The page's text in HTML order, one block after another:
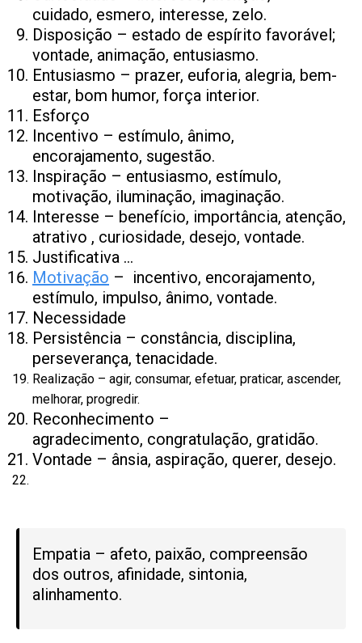
cuidado, esmero, interesse, zelo.
Disposição – estado de espírito favorável;
vontade, animação, entusiasmo.
Entusiasmo – prazer, euforia, alegria, bem-
estar, bom humor, força interior.
Esforço
Incentivo – estímulo, ânimo,
encorajamento, sugestão.
Inspiração – entusiasmo, estímulo,
motivação, iluminação, imaginação.
Interesse – benefício, importância, atenção,
atrativo , curiosidade, desejo, vontade.
Justificativa …
Motivação – incentivo, encorajamento,
estímulo, impulso, ânimo, vontade.
Necessidade
Persistência – constância, disciplina,
perseverança, tenacidade.
Realização – agir, consumar, efetuar, praticar, ascender,
melhorar, progredir.
Reconhecimento –
agradecimento, congratulação, gratidão.
Vontade – ânsia, aspiração, querer, desejo.
Empatia – afeto, paixão, compreensão
dos outros, afinidade, sintonia,
alinhamento.